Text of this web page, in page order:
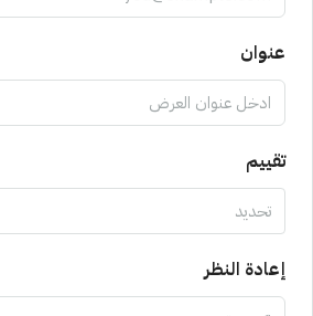
عنوان
تقييم
تحديد
إعادة النظر